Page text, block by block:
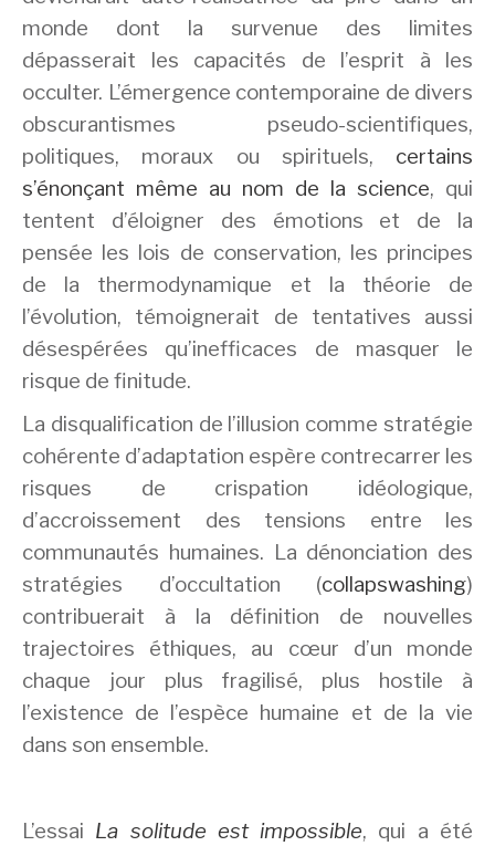
monde dont la survenue des limites
dépasserait les capacités de l’esprit à les
occulter. L’émergence contemporaine de divers
obscurantismes pseudo-scientifiques,
politiques, moraux ou spirituels, certains
s’énonçant même au nom de la science, qui
tentent d’éloigner des émotions et de la
pensée les lois de conservation, les principes
de la thermodynamique et la théorie de
l’évolution, témoignerait de tentatives aussi
désespérées qu’inefficaces de masquer le
risque de finitude.
La disqualification de l’illusion comme stratégie
cohérente d’adaptation espère contrecarrer les
risques de crispation idéologique,
d’accroissement des tensions entre les
communautés humaines. La dénonciation des
stratégies d’occultation (collapswashing)
contribuerait à la définition de nouvelles
trajectoires éthiques, au cœur d’un monde
chaque jour plus fragilisé, plus hostile à
l’existence de l’espèce humaine et de la vie
dans son ensemble.
L’essai La solitude est impossible, qui a été